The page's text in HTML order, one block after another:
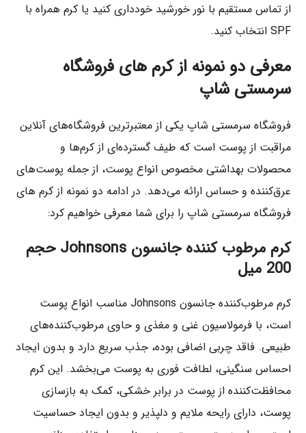
از تماس مستقیم با نور خورشید خودداری کنید یا کرم همراه با
SPF انتخاب کنید.
معرفی دو نمونه از کرم های فروشگاه
سرمستی شاپ
فروشگاه سرمستی شاپ یکی از معتبرترین فروشگاه‌های آنلاین
مراقبت از پوست است که طیف گسترده‌ای از کرم‌ها و
محصولات بهداشتی مخصوص انواع پوست، از جمله پوست‌های
عرق‌کننده و حساس ارائه می‌دهد. در ادامه دو نمونه از کرم های
فروشگاه سرمستی شاپ را برای شما معرفی خواهیم کرد:
کرم مرطوب کننده جانسون Johnsons حجم
200 میل
کرم مرطوب‌کننده جانسون Johnsons مناسب انواع پوست
است، با فرمولاسیون غنی و مغذی و حاوی مرطوب‌کننده‌های
طبیعی. فاقد چربی اضافی بوده، جذب سریع دارد و بدون ایجاد
احساس سنگینی، لطافت فوری به پوست می‌بخشد. این کرم
محافظت‌کننده از پوست در برابر خشکی، کمک به بازسازی
پوست، دارای رایحه ملایم و دلپذیر و بدون ایجاد حساسیت